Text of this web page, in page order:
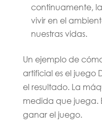
continuamente,
vivir en el
nuestras vidas.
Un ejemplo de
artificial es el juego
el resultado. La
medida que juega.
ganar el juego.